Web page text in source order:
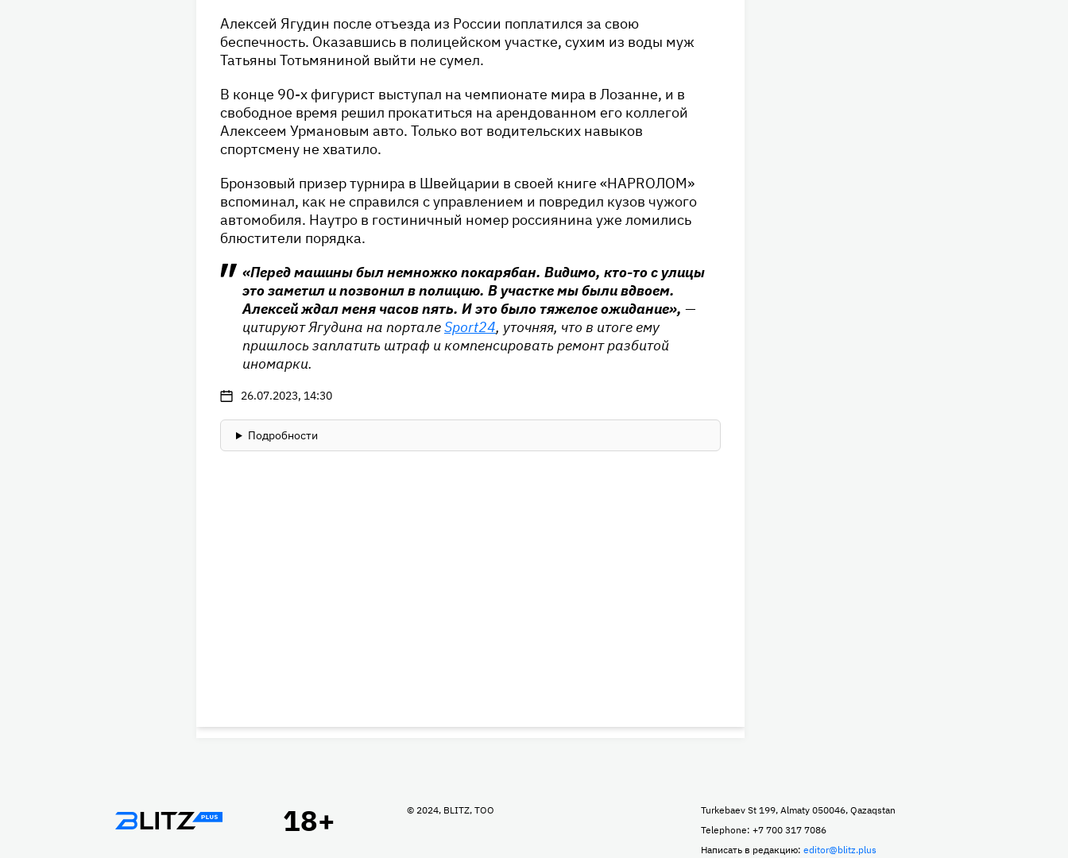
Алексей Ягудин после отъезда из России поплатился за свою
беспечность. Оказавшись в полицейском участке, сухим из воды муж
Татьяны Тотьмяниной выйти не сумел.
В конце 90-х фигурист выступал на чемпионате мира в Лозанне, и в
свободное время решил прокатиться на арендованном его коллегой
Алексеем Урмановым авто. Только вот водительских навыков
спортсмену не хватило.
Бронзовый призер турнира в Швейцарии в своей книге «HAPROЛOM»
вспоминал, как не справился с управлением и повредил кузов чужого
автомобиля. Наутро в гостиничный номер россиянина уже ломились
блюстители порядка.
«Перед машины был немножко покарябан. Видимо, кто-то с улицы
это заметил и позвонил в полицию. В участке мы были вдвоем.
Алексей ждал меня часов пять. И это было тяжелое ожидание», —
цитируют Ягудина на порталеSport24, уточняя, что в итоге ему
пришлось заплатить штраф и компенсировать ремонт разбитой
иномарки.
26.07.2023, 14:30
Подробности
Подвал
© 2024, BLITZ, TOO
Turkebaev St 199, Almaty 050046, Qazaqstan
Telephone: +7 700 317 7086
Написать в редакцию: editor@blitz.plus